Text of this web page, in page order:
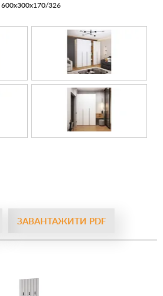
ЗАВАНТАЖИТИ PDF
600х300х170/326